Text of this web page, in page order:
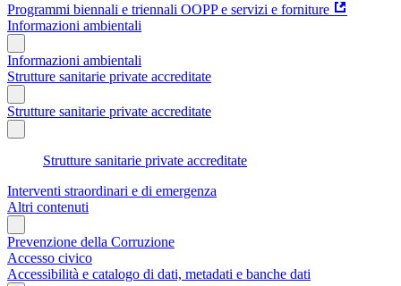
Programmi biennali e triennali OOPP e servizi e forniture
Informazioni ambientali
Informazioni ambientali
Strutture sanitarie private accreditate
Strutture sanitarie private accreditate
Strutture sanitarie private accreditate
Interventi straordinari e di emergenza
Altri contenuti
Prevenzione della Corruzione
Accesso civico
Accessibilità e catalogo di dati, metadati e banche dati